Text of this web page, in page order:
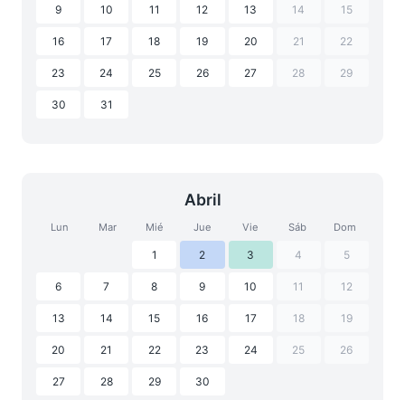
9 10 11 12 13 14 15
16 17 18 19 20 21 22
23 24 25 26 27 28 29
30 31
Abril
Lun Mar Mié Jue Vie Sáb Dom
1 2 3 4 5
6 7 8 9 10 11 12
13 14 15 16 17 18 19
20 21 22 23 24 25 26
27 28 29 30